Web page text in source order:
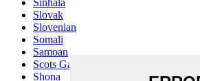
Slovak
Slovenian
Somali
Samoan
Scots Gaelic
Shona